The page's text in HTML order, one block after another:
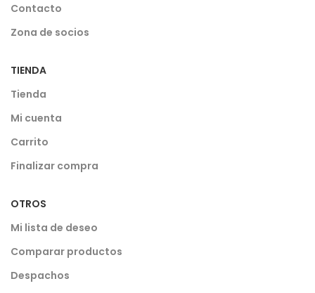
Contacto
Zona de socios
TIENDA
Tienda
Mi cuenta
Carrito
Finalizar compra
OTROS
Mi lista de deseo
Comparar productos
Despachos